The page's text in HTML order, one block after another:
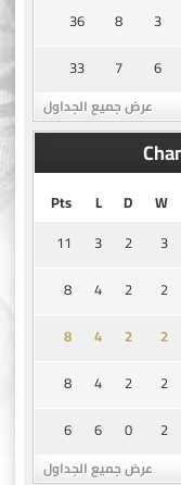
3
8
36
6
7
33
عرض جميع الجداول
W
D
L
Pts
3
2
3
11
2
2
4
8
2
2
4
8
2
2
4
8
2
0
6
6
عرض جميع الجداول